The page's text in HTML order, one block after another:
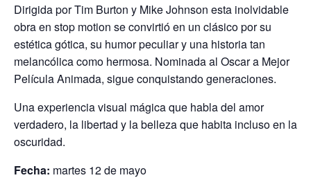
Dirigida por Tim Burton y Mike Johnson esta inolvidable
obra en stop motion se convirtió en un clásico por su
estética gótica, su humor peculiar y una historia tan
melancólica como hermosa. Nominada al Oscar a Mejor
Película Animada, sigue conquistando generaciones.
Una experiencia visual mágica que habla del amor
verdadero, la libertad y la belleza que habita incluso en la
oscuridad.
Fecha: martes 12 de mayo